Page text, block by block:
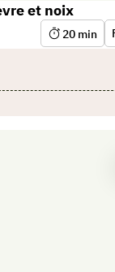
et noix
20 min